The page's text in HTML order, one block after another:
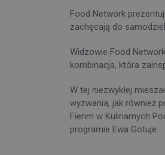
Food Network
zachęcają do
Widzowie Food
kombinacja, która
W tej niezwykłej
wyzwania, jak również
Fierim w Kulinarnych
programie Ewa Gotuje.